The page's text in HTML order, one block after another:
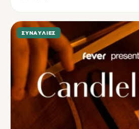
ΣΥΝΑΥΛΊΕΣ